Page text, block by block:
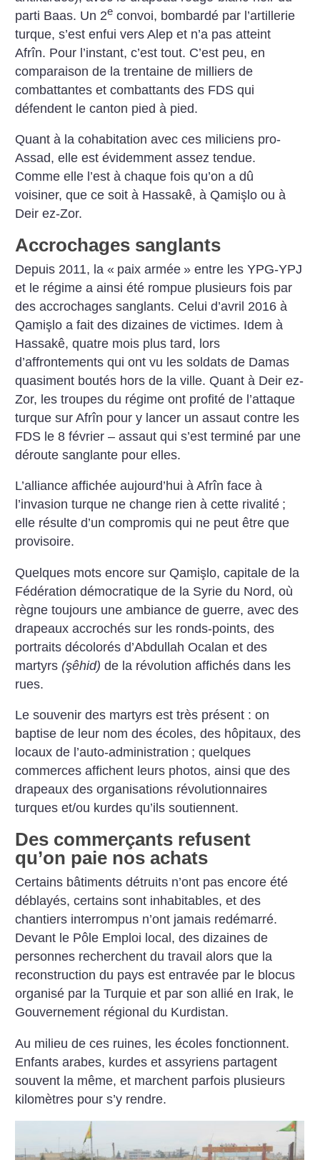
parti Baas. Un 2e convoi, bombardé par l’artillerie
turque, s’est enfui vers Alep et n’a pas atteint
Afrîn. Pour l’instant, c’est tout. C’est peu, en
comparaison de la trentaine de milliers de
combattantes et combattants des FDS qui
défendent le canton pied à pied.
Quant à la cohabitation avec ces miliciens pro-
Assad, elle est évidemment assez tendue.
Comme elle l’est à chaque fois qu’on a dû
voisiner, que ce soit à Hassakê, à Qamişlo ou à
Deir ez-Zor.
Accrochages sanglants
Depuis 2011, la « paix armée » entre les YPG-YPJ
et le régime a ainsi été rompue plusieurs fois par
des accrochages sanglants. Celui d’avril 2016 à
Qamişlo a fait des dizaines de victimes. Idem à
Hassakê, quatre mois plus tard, lors
d’affrontements qui ont vu les soldats de Damas
quasiment boutés hors de la ville. Quant à Deir ez-
Zor, les troupes du régime ont profité de l’attaque
turque sur Afrîn pour y lancer un assaut contre les
FDS le 8 février – assaut qui s’est terminé par une
déroute sanglante pour elles.
L’alliance affichée aujourd’hui à Afrîn face à
l’invasion turque ne change rien à cette rivalité ;
elle résulte d’un compromis qui ne peut être que
provisoire.
Quelques mots encore sur Qamişlo, capitale de la
Fédération démocratique de la Syrie du Nord, où
règne toujours une ambiance de guerre, avec des
drapeaux accrochés sur les ronds-points, des
portraits décolorés d’Abdullah Ocalan et des
martyrs(şêhid) de la révolution affichés dans les
rues.
Le souvenir des martyrs est très présent : on
baptise de leur nom des écoles, des hôpitaux, des
locaux de l’auto-administration ; quelques
commerces affichent leurs photos, ainsi que des
drapeaux des organisations révolutionnaires
turques et/ou kurdes qu’ils soutiennent.
Des commerçants refusent
qu’on paie nos achats
Certains bâtiments détruits n’ont pas encore été
déblayés, certains sont inhabitables, et des
chantiers interrompus n’ont jamais redémarré.
Devant le Pôle Emploi local, des dizaines de
personnes recherchent du travail alors que la
reconstruction du pays est entravée par le blocus
organisé par la Turquie et par son allié en Irak, le
Gouvernement régional du Kurdistan.
Au milieu de ces ruines, les écoles fonctionnent.
Enfants arabes, kurdes et assyriens partagent
souvent la même, et marchent parfois plusieurs
kilomètres pour s’y rendre.